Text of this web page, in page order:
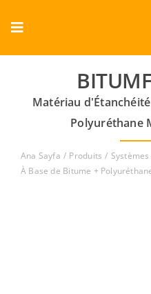
Toggle
Navigation
Entreprise
Produits
Documents
Matériau
Polyuréthane
Ana Sayfa Produits
Systèmes
À Base de Bitume +